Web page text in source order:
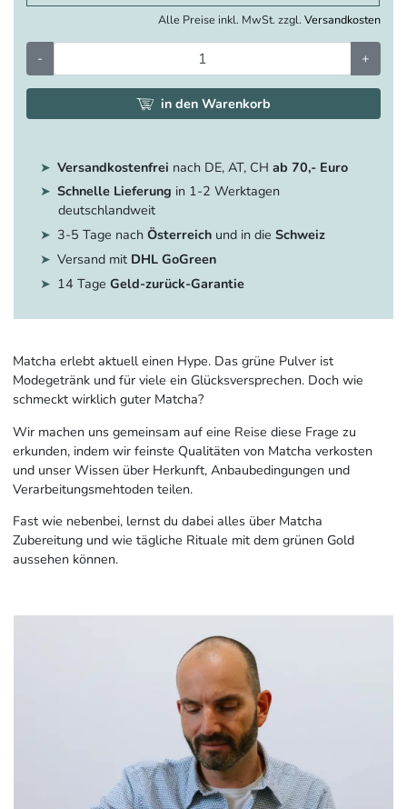
Alle Preise inkl. MwSt. zzgl. Versandkosten
- +
in den Warenkorb
Versandkostenfrei nach DE, AT, CH ab 70,- Euro
Schnelle Lieferung in 1-2 Werktagen
deutschlandweit
3-5 Tage nach Österreichund in die Schweiz
Versand mit DHL GoGreen
14 Tage Geld-zurück-Garantie
Matcha erlebt aktuell einen Hype. Das grüne Pulver ist
Modegetränk und für viele ein Glücksversprechen. Doch wie
schmeckt wirklich guter Matcha?
Wir machen uns gemeinsam auf eine Reise diese Frage zu
erkunden, indem wir feinste Qualitäten von Matcha verkosten
und unser Wissen über Herkunft, Anbaubedingungen und
Verarbeitungsmehtoden teilen.
Fast wie nebenbei, lernst du dabei alles über Matcha
Zubereitung und wie tägliche Rituale mit dem grünen Gold
aussehen können.